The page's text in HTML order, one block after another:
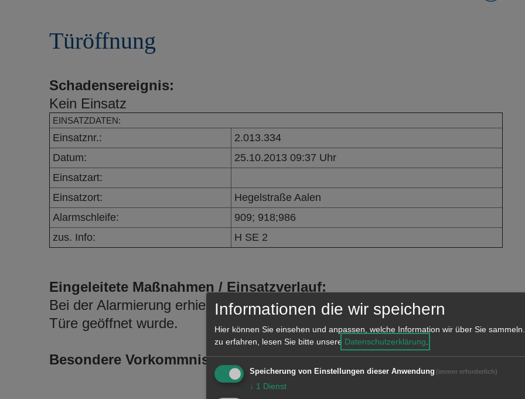
Türöffnung
Schadensereignis:
Kein Einsatz
EINSATZDATEN:
Einsatznr.:
2.013.334
Datum:
25.10.2013 09:37 Uhr
Einsatzart:
Einsatzort:
Hegelstraße Aalen
Alarmschleife:
909; 918;986
zus. Info:
H SE 2
Eingeleitete Maßnahmen / Einsatzverlauf:
Bei der Alarmierung erhielt die Leitstelle einen erneuten Anruf, dass die
Türe geöffnet wurde.
Besondere Vorkommnisse:
Informationen die wir speichern
Hier können Sie einsehen und anpassen, welche Information wir über Sie sammeln.
zu erfahren, lesen Sie bitte unsere Datenschutzerklärung.
Speicherung von Einstellungen dieser Anwendung (immer erforderlich)
↓ 1 Dienst